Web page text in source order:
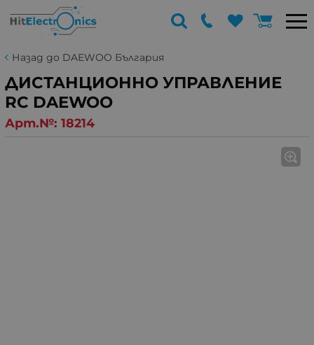
Назад до DAEWOO България
ДИСТАНЦИОННО УПРАВЛЕНИЕ
RC DAEWOO
Арт.№: 18214